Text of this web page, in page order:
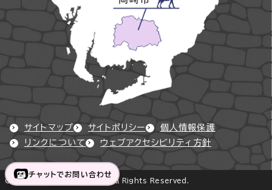
サイトマップ サイトポリシー
個人情報保護
リンクについて
ウェブアクセシビリティ方針
Copyright © Okazaki City All Rights Reserved.
チャットでお問い合わせ